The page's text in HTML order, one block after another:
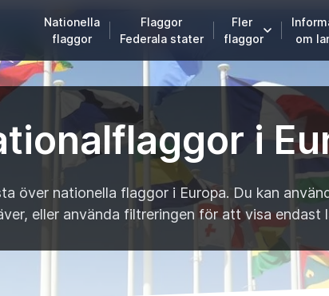
Nationella
flaggor
Flaggor
Federala stater
Fler
flaggor
om
i
över nationella flaggor i Europa. Du kan
eller använda filtreringen för att visa endast